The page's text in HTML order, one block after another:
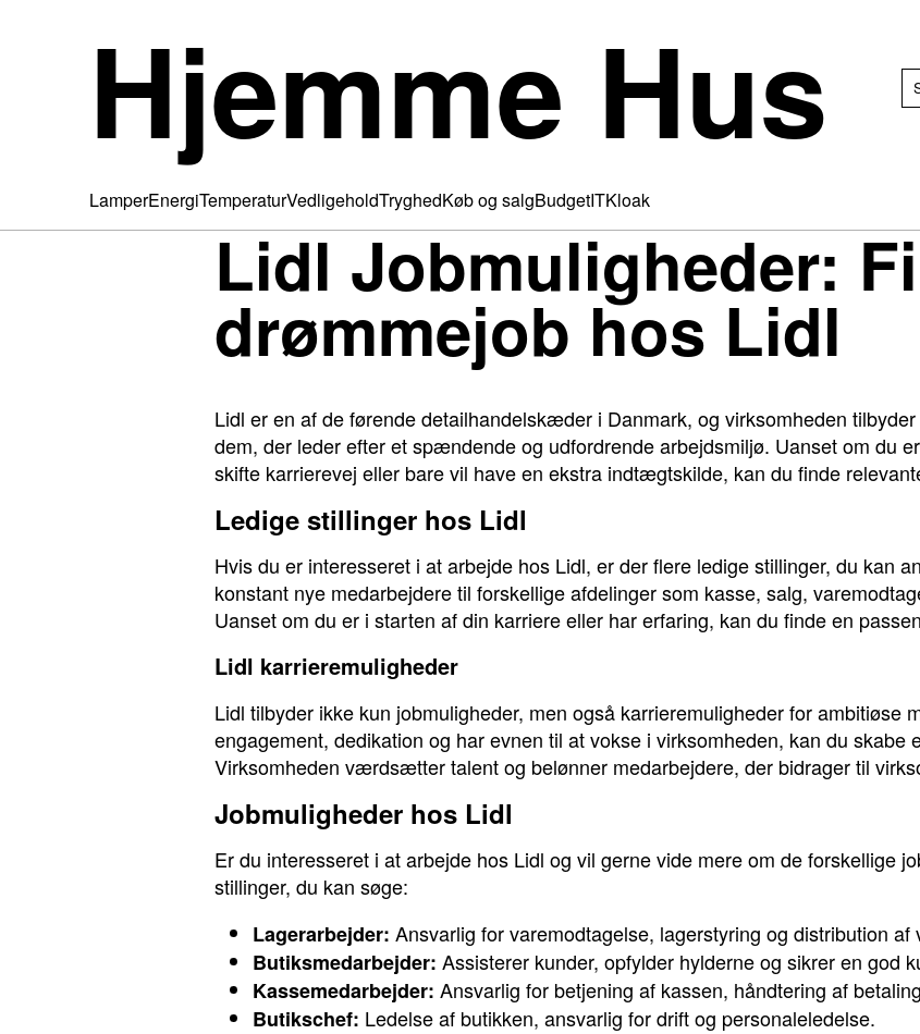
Hjemme Hus
LamperEnergiTemperaturVedligeholdTryghedKøb og salgBudgetITKloak
Lidl Jobmuligheder:
drømmejob hos Lidl
Lidl er en af de førende detailhandelskæder i Danmark, og virksomheden
dem, der leder efter et spændende og udfordrende arbejdsmiljø. Uanset om du
skifte karrierevej eller bare vil have en ekstra indtægtskilde, kan du finde
Ledige stillinger hos Lidl
Hvis du er interesseret i at arbejde hos Lidl, er der flere ledige stillinger, du kan
konstant nye medarbejdere til forskellige afdelinger som kasse, salg,
Uanset om du er i starten af din karriere eller har erfaring, kan du finde en
Lidl karrieremuligheder
Lidl tilbyder ikke kun jobmuligheder, men også karrieremuligheder for ambitiøse
engagement, dedikation og har evnen til at vokse i virksomheden, kan du
Virksomheden værdsætter talent og belønner medarbejdere, der bidrager til
Jobmuligheder hos Lidl
Er du interesseret i at arbejde hos Lidl og vil gerne vide mere om de forskellige
stillinger, du kan søge:
Lagerarbejder: Ansvarlig for varemodtagelse, lagerstyring og distribution af
Butiksmedarbejder: Assisterer kunder, opfylder hylderne og sikrer en god
Kassemedarbejder: Ansvarlig for betjening af kassen, håndtering af
Butikschef: Ledelse af butikken, ansvarlig for drift og personaleledelse.